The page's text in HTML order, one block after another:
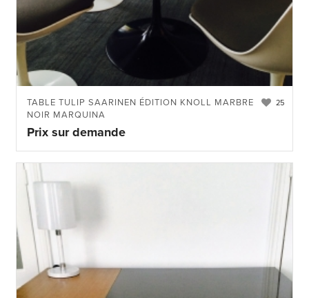
25
TABLE TULIP SAARINEN ÉDITION KNOLL MARBRE
NOIR MARQUINA
Prix sur demande